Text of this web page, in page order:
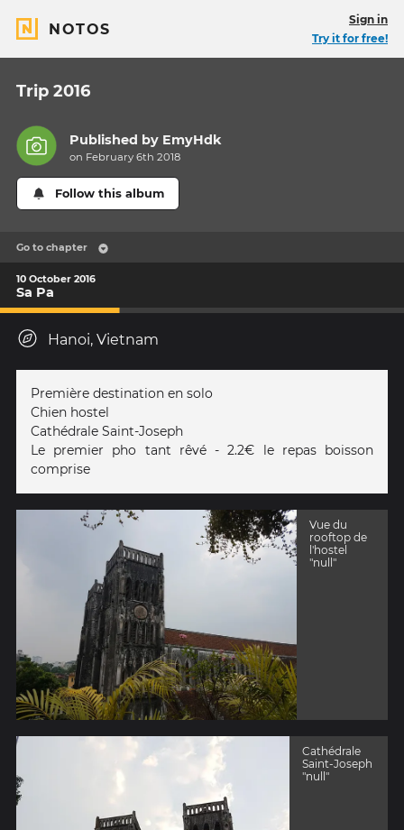
NOTOS
Sign in
Try it for free!
Trip 2016
Published by EmyHdk
on February 6th 2018
Follow this album
Go to chapter
10 October 2016
Sa Pa
Hanoi, Vietnam
Première destination en solo
Chien hostel
Cathédrale Saint-Joseph
Le premier pho tant rêvé - 2.2€ le repas boisson
comprise
Vue du
rooftop de
l'hostel
"null"
Cathédrale
Saint-Joseph
"null"